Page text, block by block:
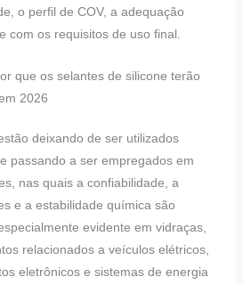
o perfil de COV, a adequação
com os requisitos de uso final.
que os selantes de silicone terão
2026
deixando de ser utilizados
passando a ser empregados em
nas quais a confiabilidade, a
e a estabilidade química são
evidente em vidraças,
relacionados a veículos elétricos,
eletrônicos e sistemas de energia